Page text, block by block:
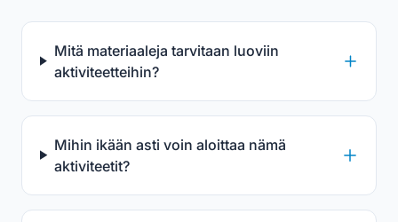
Mitä materiaaleja tarvitaan luoviin
aktiviteetteihin?
Mihin ikään asti voin aloittaa nämä
aktiviteetit?